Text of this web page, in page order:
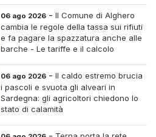
06 ago 2026 -Il Comune di Alghero
cambia le regole della tassa sui rifiuti
e fa pagare la spazzatura anche alle
barche - Le tariffe e il calcolo
06 ago 2026 -Il caldo estremo brucia
i pascoli e svuota gli alveari in
Sardegna: gli agricoltori chiedono lo
stato di calamità